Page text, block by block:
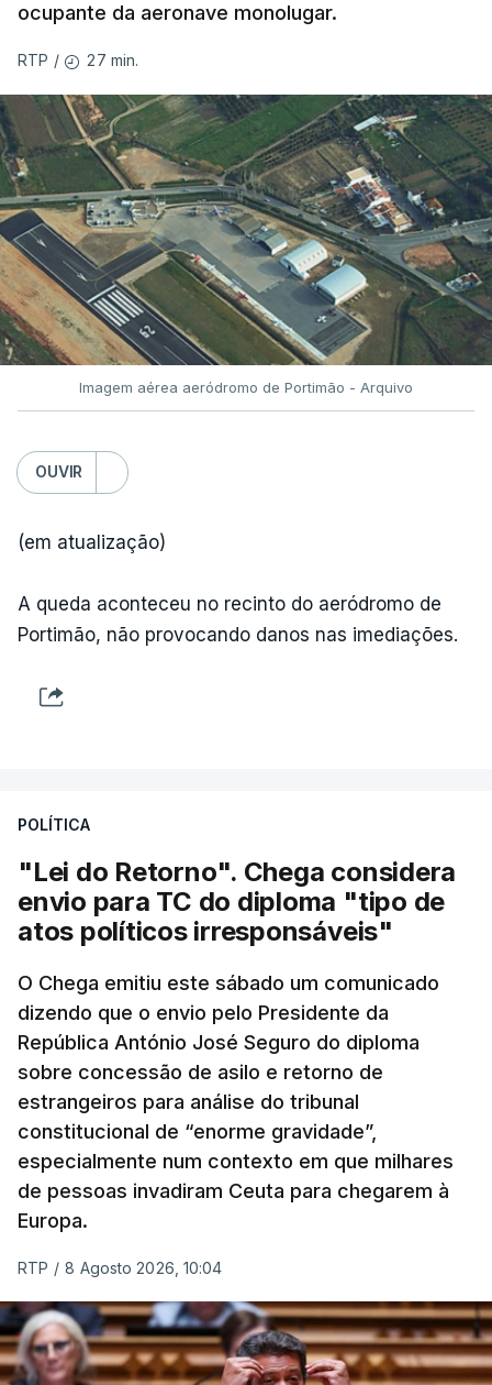
ocupante da aeronave monolugar.
RTP / 27 min.
Imagem aérea aeródromo de Portimão - Arquivo
OUVIR
(em atualização)
A queda aconteceu no recinto do aeródromo de
Portimão, não provocando danos nas imediações.
POLÍTICA
"Lei do Retorno". Chega considera
envio para TC do diploma "tipo de
atos políticos irresponsáveis"
O Chega emitiu este sábado um comunicado
dizendo que o envio pelo Presidente da
República António José Seguro do diploma
sobre concessão de asilo e retorno de
estrangeiros para análise do tribunal
constitucional de “enorme gravidade”,
especialmente num contexto em que milhares
de pessoas invadiram Ceuta para chegarem à
Europa.
RTP / 8 Agosto 2026, 10:04